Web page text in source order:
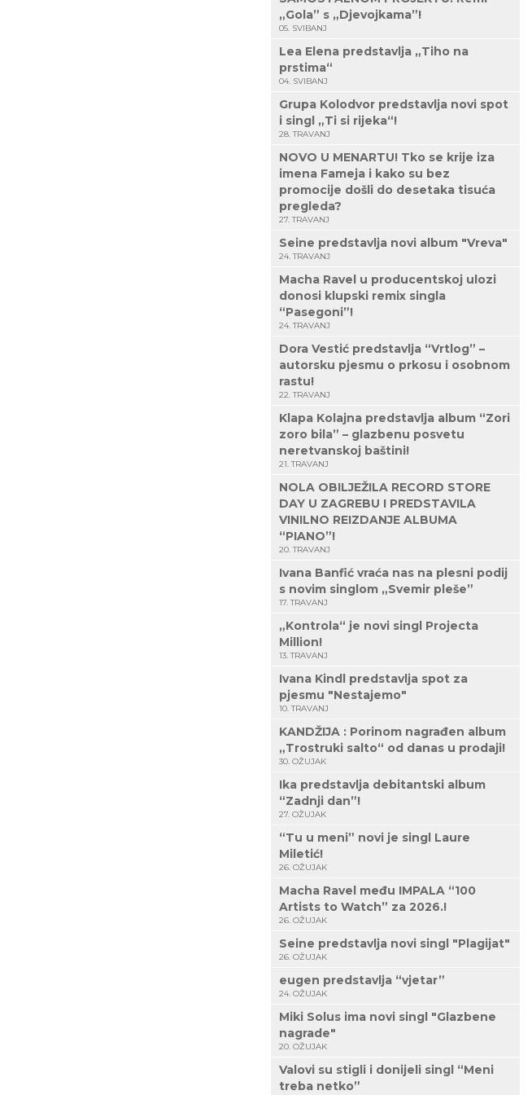
„Gola” s „Djevojkama”!
05. SVIBANJ
Lea Elena predstavlja „Tiho na
prstima“
04. SVIBANJ
Grupa Kolodvor predstavlja novi spot
i singl „Ti si rijeka“!
28. TRAVANJ
NOVO U MENARTU! Tko se krije iza
imena Fameja i kako su bez
promocije došli do desetaka tisuća
pregleda?
27. TRAVANJ
Seine predstavlja novi album "Vreva"
24. TRAVANJ
Macha Ravel u producentskoj ulozi
donosi klupski remix singla
“Pasegoni”!
24. TRAVANJ
Dora Vestić predstavlja “Vrtlog” –
autorsku pjesmu o prkosu i osobnom
rastu!
22. TRAVANJ
Klapa Kolajna predstavlja album “Zori
zoro bila” – glazbenu posvetu
neretvanskoj baštini!
21. TRAVANJ
NOLA OBILJEŽILA RECORD STORE
DAY U ZAGREBU I PREDSTAVILA
VINILNO REIZDANJE ALBUMA
“PIANO”!
20. TRAVANJ
Ivana Banfić vraća nas na plesni podij
s novim singlom „Svemir pleše”
17. TRAVANJ
„Kontrola“ je novi singl Projecta
Million!
13. TRAVANJ
Ivana Kindl predstavlja spot za
pjesmu "Nestajemo"
10. TRAVANJ
KANDŽIJA : Porinom nagrađen album
„Trostruki salto“ od danas u prodaji!
30. OŽUJAK
Ika predstavlja debitantski album
“Zadnji dan”!
27. OŽUJAK
“Tu u meni” novi je singl Laure
Miletić!
26. OŽUJAK
Macha Ravel među IMPALA “100
Artists to Watch” za 2026.!
26. OŽUJAK
Seine predstavlja novi singl "Plagijat"
26. OŽUJAK
eugen predstavlja “vjetar”
24. OŽUJAK
Miki Solus ima novi singl "Glazbene
nagrade"
20. OŽUJAK
Valovi su stigli i donijeli singl “Meni
treba netko”